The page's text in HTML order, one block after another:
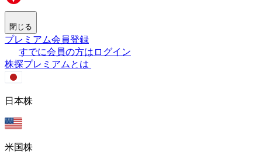
閉じる
プレミアム会員登録
すでに会員の方はログイン
株探プレミアムとは
日本株
米国株